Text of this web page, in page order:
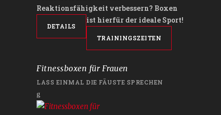
Reaktionsfähigkeit verbessern? Boxen
ist hierfür der ideale Sport!
DETAILS
TRAININGSZEITEN
Fitnessboxen für Frauen
LASS EINMAL DIE FÄUSTE SPRECHEN